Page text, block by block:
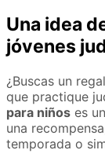
Una idea
jóvenes
¿Buscas un
que practique
para niños es
una
temporada o